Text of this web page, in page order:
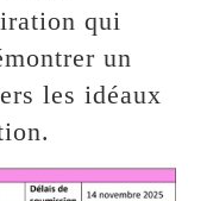
qui
un
les idéaux